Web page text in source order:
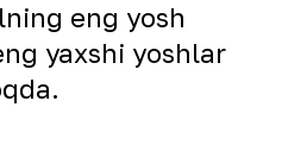
eng yosh
yaxshi yoshlar